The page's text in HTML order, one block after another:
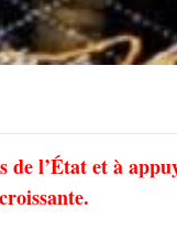
l’État et à